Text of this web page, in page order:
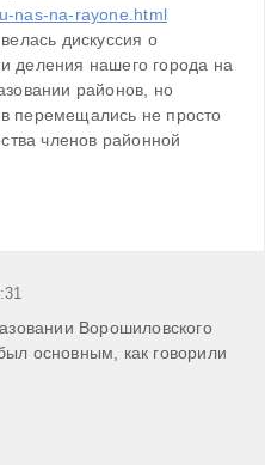
nas-na-rayone.html
дискуссия о
деления нашего города на
районов, но
перемещались не просто
членов районной
Ворошиловского
основным, как говорили